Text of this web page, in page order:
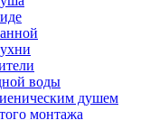
воды
душем
монтажа